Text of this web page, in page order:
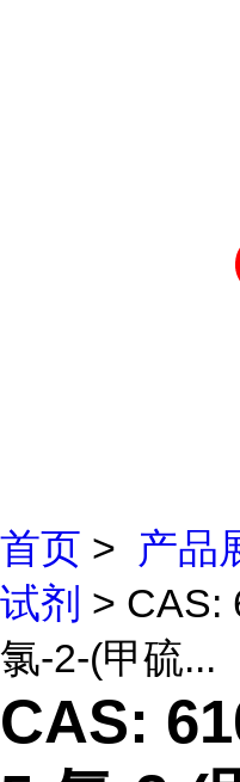
首页 > 产品
试剂 > CAS:
氯-2-(甲硫...
CAS: